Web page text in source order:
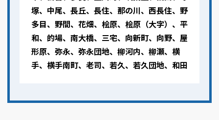
塚、中尾、長丘、長住、那の川、西長住、野
多目、野間、花畑、桧原、桧原（大字）、平
和、的場、南大橋、三宅、向新町、向野、屋
形原、弥永、弥永団地、柳河内、柳瀬、横
手、横手南町、老司、若久、若久団地、和田